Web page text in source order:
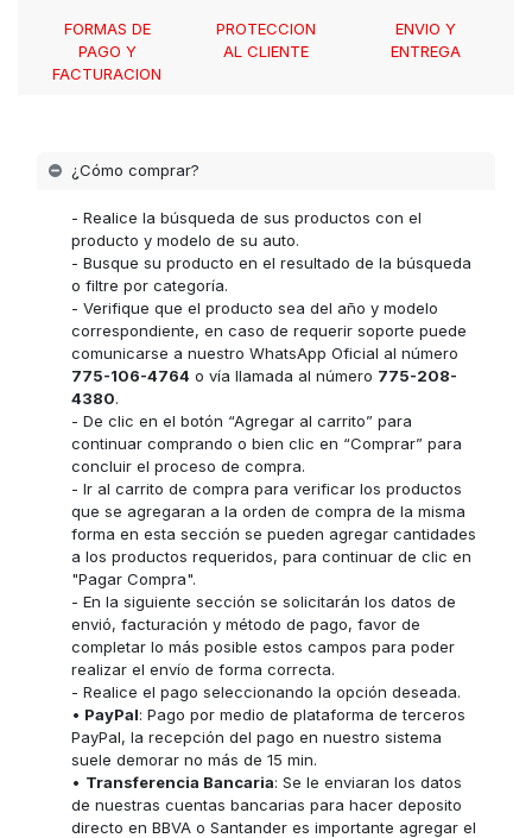
FORMAS DE
PAGO Y
FACTURACION
PROTECCION
AL CLIENTE
ENVIO Y
ENTREGA
¿Cómo comprar?
- Realice la búsqueda de sus productos con el
producto y modelo de su auto.
- Busque su producto en el resultado de la búsqueda
o filtre por categoría.
- Verifique que el producto sea del año y modelo
correspondiente, en caso de requerir soporte puede
comunicarse a nuestro WhatsApp Oficial al número
775-106-4764 o vía llamada al número 775-208-
4380.
- De clic en el botón “Agregar al carrito” para
continuar comprando o bien clic en “Comprar” para
concluir el proceso de compra.
- Ir al carrito de compra para verificar los productos
que se agregaran a la orden de compra de la misma
forma en esta sección se pueden agregar cantidades
a los productos requeridos, para continuar de clic en
"Pagar Compra".
- En la siguiente sección se solicitarán los datos de
envió, facturación y método de pago, favor de
completar lo más posible estos campos para poder
realizar el envío de forma correcta.
- Realice el pago seleccionando la opción deseada.
• PayPal: Pago por medio de plataforma de terceros
PayPal, la recepción del pago en nuestro sistema
suele demorar no más de 15 min.
• Transferencia Bancaria: Se le enviaran los datos
de nuestras cuentas bancarias para hacer deposito
directo en BBVA o Santander es importante agregar el